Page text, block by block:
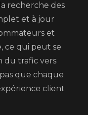
recherche des
et à jour
et
ce qui peut se
du trafic vers
que chaque
client